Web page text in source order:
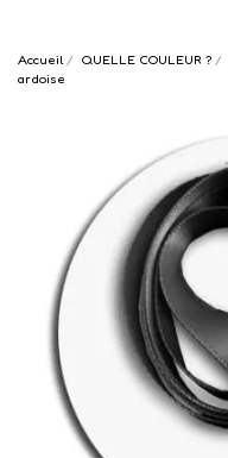
Accueil QUELLE COULEUR ?
ardoise